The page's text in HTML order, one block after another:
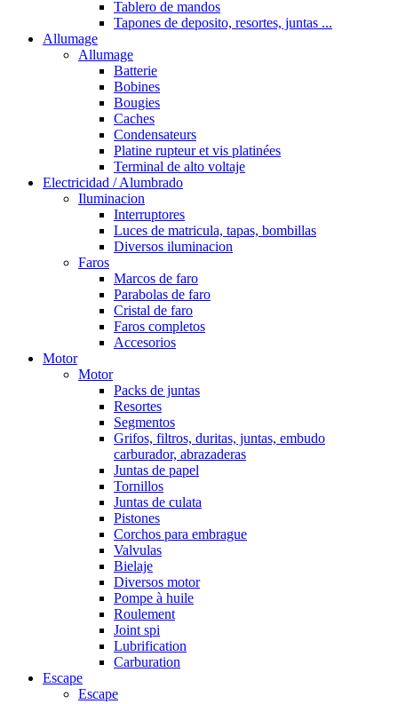
Tablero de mandos
Tapones de deposito, resortes, juntas ...
Allumage
Allumage
Batterie
Bobines
Bougies
Caches
Condensateurs
Platine rupteur et vis platinées
Terminal de alto voltaje
Electricidad / Alumbrado
Iluminacion
Interruptores
Luces de matricula, tapas, bombillas
Diversos iluminacion
Faros
Marcos de faro
Parabolas de faro
Cristal de faro
Faros completos
Accesorios
Motor
Motor
Packs de juntas
Resortes
Segmentos
Grifos, filtros, duritas, juntas, embudo
carburador, abrazaderas
Juntas de papel
Tornillos
Juntas de culata
Pistones
Corchos para embrague
Valvulas
Bielaje
Diversos motor
Pompe à huile
Roulement
Joint spi
Lubrification
Carburation
Escape
Escape